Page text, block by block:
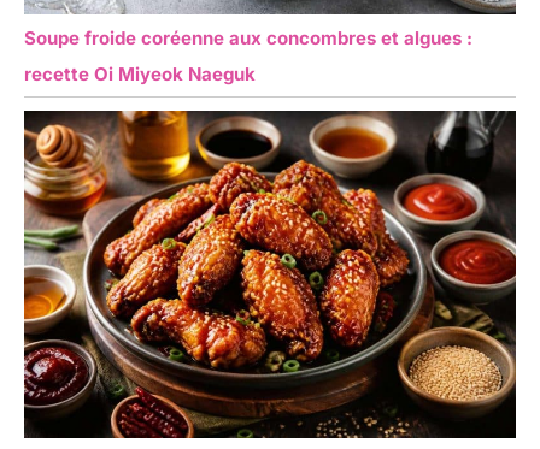
Soupe froide coréenne aux concombres et algues :
recette Oi Miyeok Naeguk